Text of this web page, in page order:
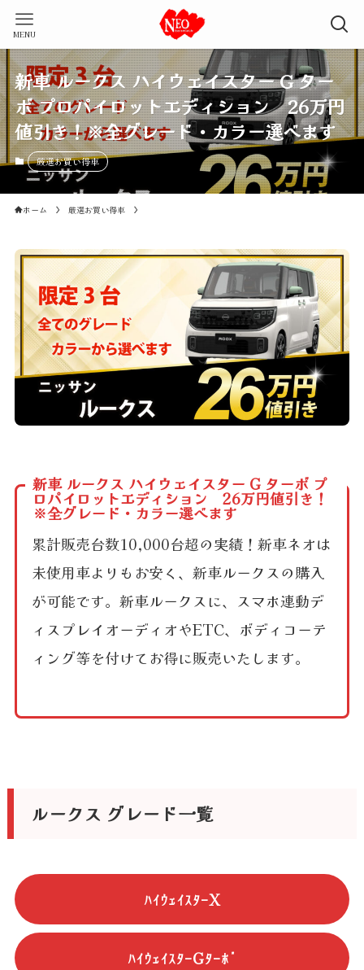
MENU
新車 ルークス ハイウェイスター G ター
ボ プロパイロットエディション 26万円
値引き！※全グレード・カラー選べます
厳選お買い得車
ホーム 厳選お買い得車
新車 ルークス ハイウェイスター G ターボ プ
ロパイロットエディション 26万円値引き！
※全グレード・カラー選べます
累計販売台数10,000台超の実績！新車ネオは
未使用車よりもお安く、新車ルークスの購入
が可能です。新車ルークスに、スマホ連動デ
ィスプレイオーディオやETC、ボディコーテ
ィング等を付けてお得に販売いたします。
ルークス グレード一覧
ﾊｲｳｪｲｽﾀｰX
ﾊｲｳｪｲｽﾀｰGﾀｰﾎﾞ